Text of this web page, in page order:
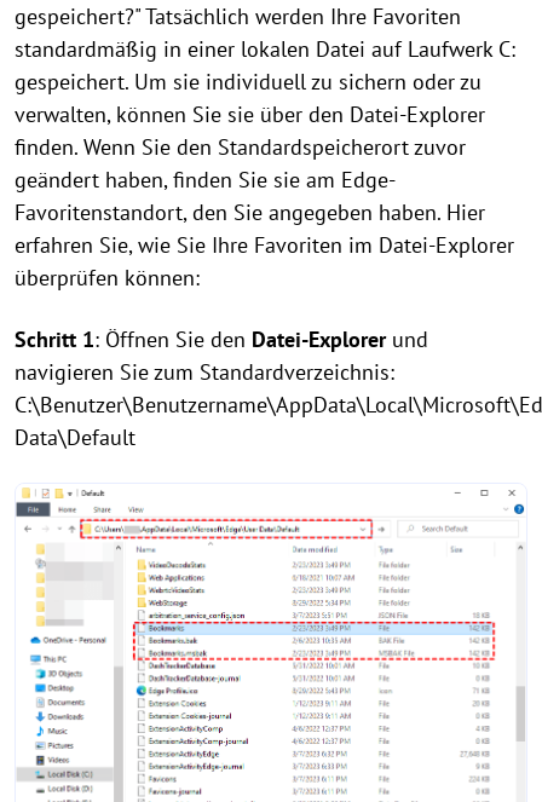
gespeichert?" Tatsächlich werden Ihre Favoriten
standardmäßig in einer lokalen Datei auf Laufwerk C:
gespeichert. Um sie individuell zu sichern oder zu
verwalten, können Sie sie über den Datei-Explorer
finden. Wenn Sie den Standardspeicherort zuvor
geändert haben, finden Sie sie am Edge-
Favoritenstandort, den Sie angegeben haben. Hier
erfahren Sie, wie Sie Ihre Favoriten im Datei-Explorer
überprüfen können:
Schritt 1: Öffnen Sie den Datei-Explorerund
navigieren Sie zum Standardverzeichnis:
Data\Default